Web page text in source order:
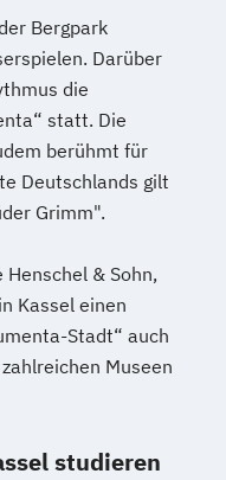
Bergpark
Darüber
die
statt. Die
berühmt für
Deutschlands gilt
Grimm".
& Sohn,
Kassel einen
Stadt“ auch
Museen
studieren